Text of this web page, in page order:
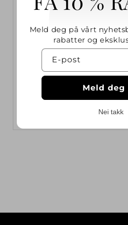
Inneholder nøye utvalgte
trening og energi
Fem patenterte råvarer
20–40 porsjoner per
Meld deg på vårt
rabatter og
E-post
Meld deg
Nei takk
lagrede varer.